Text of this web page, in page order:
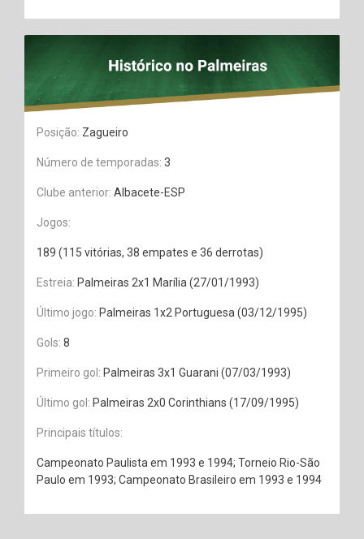
Posição: Zagueiro
Número de temporadas: 3
Clube anterior: Albacete-ESP
Jogos:
189 (115 vitórias, 38 empates e 36 derrotas)
Estreia: Palmeiras 2x1 Marília (27/01/1993)
Último jogo: Palmeiras 1x2 Portuguesa (03/12/1995)
Gols: 8
Primeiro gol: Palmeiras 3x1 Guarani (07/03/1993)
Último gol: Palmeiras 2x0 Corinthians (17/09/1995)
Principais títulos:
Campeonato Paulista em 1993 e 1994; Torneio Rio-São
Paulo em 1993; Campeonato Brasileiro em 1993 e 1994